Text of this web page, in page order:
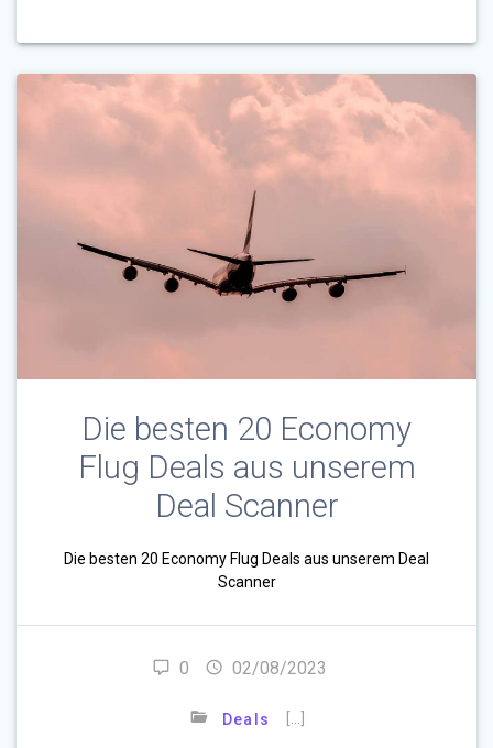
Die besten 20 Economy
Flug Deals aus unserem
Deal Scanner
Die besten 20 Economy Flug Deals aus unserem Deal
Scanner
0 02/08/2023
Deals